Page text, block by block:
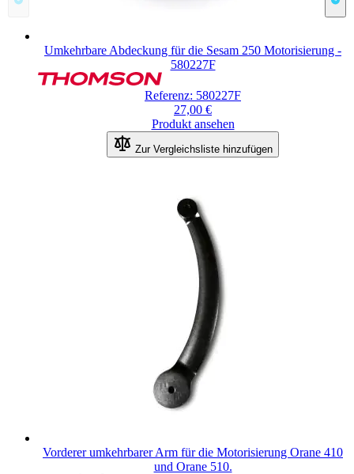
Umkehrbare Abdeckung für die Sesam 250 Motorisierung -
580227F
Referenz: 580227F
27,00 €
Produkt ansehen
Zur Vergleichsliste hinzufügen
Vorderer umkehrbarer Arm für die Motorisierung Orane 410
und Orane 510.